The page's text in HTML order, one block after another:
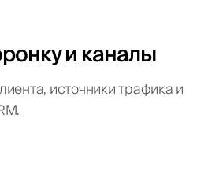
и каналы
источники трафика и